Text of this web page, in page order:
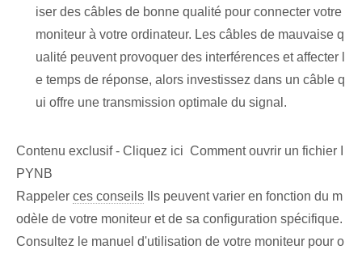
iser des câbles de bonne qualité pour connecter votre
moniteur à votre ordinateur. Les câbles de mauvaise q
ualité peuvent provoquer des interférences et affecter l
e temps de réponse, alors investissez dans un câble q
ui offre une transmission optimale du signal.
Contenu exclusif - Cliquez ici Comment ouvrir un fichier I
PYNB
Rappeler ces conseils Ils peuvent varier en fonction du m
odèle de votre moniteur et de sa configuration spécifique.
Consultez le manuel d'utilisation de votre moniteur pour o